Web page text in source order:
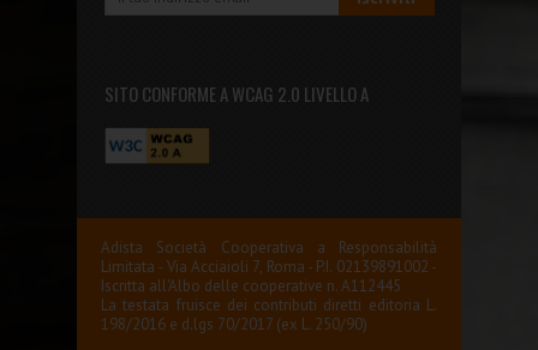
SITO CONFORME A WCAG 2.0 LIVELLO A
Adista Società Cooperativa a Responsabilità
Limitata - Via Acciaioli 7, Roma - P.I. 02139891002 -
Iscritta all'Albo delle cooperative n. A112445
La testata fruisce dei contributi diretti editoria L.
198/2016 e d.lgs 70/2017 (ex L. 250/90)